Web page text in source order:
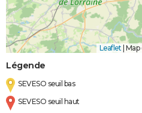
Leaflet
Légende
SEVESO seuil bas
SEVESO seuil haut